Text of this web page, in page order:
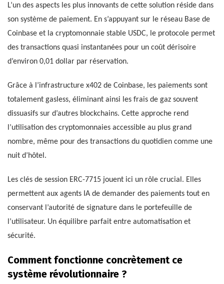
L’un des aspects les plus innovants de cette solution réside dans
son système de paiement. En s’appuyant sur le réseau Base de
Coinbase et la cryptomonnaie stable USDC, le protocole permet
des transactions quasi instantanées pour un coût dérisoire
d’environ 0,01 dollar par réservation.
Grâce à l’infrastructure x402 de Coinbase, les paiements sont
totalement gasless, éliminant ainsi les frais de gaz souvent
dissuasifs sur d’autres blockchains. Cette approche rend
l’utilisation des cryptomonnaies accessible au plus grand
nombre, même pour des transactions du quotidien comme une
nuit d’hôtel.
Les clés de session ERC-7715 jouent ici un rôle crucial. Elles
permettent aux agents IA de demander des paiements tout en
conservant l’autorité de signature dans le portefeuille de
l’utilisateur. Un équilibre parfait entre automatisation et
sécurité.
Comment fonctionne concrètement ce
système révolutionnaire ?